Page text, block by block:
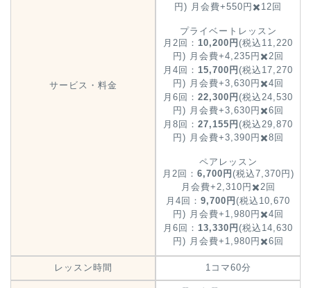
サービス・料金
円) 月会費+550円✖️12回
プライベートレッスン
月2回： 10,200円(税込11,220
円) 月会費+4,235円✖️2回
月4回： 15,700円(税込17,270
円) 月会費+3,630円✖️4回
月6回： 22,300円(税込24,530
円) 月会費+3,630円✖️6回
月8回： 27,155円(税込29,870
円) 月会費+3,390円✖️8回
ペアレッスン
月2回： 6,700円(税込7,370円)
月会費+2,310円✖️2回
月4回： 9,700円(税込10,670
円) 月会費+1,980円✖️4回
月6回： 13,330円(税込14,630
円) 月会費+1,980円✖️6回
レッスン時間 1コマ60分